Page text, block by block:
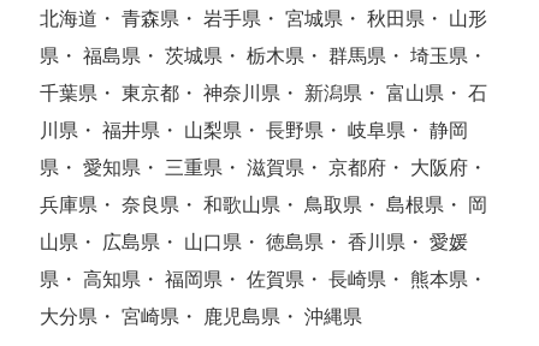
北海道・ 青森県・ 岩手県・ 宮城県・ 秋田県・ 山形
県・ 福島県・ 茨城県・ 栃木県・ 群馬県・ 埼玉県・
千葉県・ 東京都・ 神奈川県・ 新潟県・ 富山県・ 石
川県・ 福井県・ 山梨県・ 長野県・ 岐阜県・ 静岡
県・ 愛知県・ 三重県・ 滋賀県・ 京都府・ 大阪府・
兵庫県・ 奈良県・ 和歌山県・ 鳥取県・ 島根県・ 岡
山県・ 広島県・ 山口県・ 徳島県・ 香川県・ 愛媛
県・ 高知県・ 福岡県・ 佐賀県・ 長崎県・ 熊本県・
大分県・ 宮崎県・ 鹿児島県・ 沖縄県